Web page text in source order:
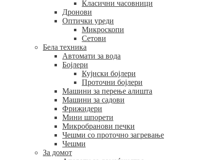
Класични часовници
Дронови
Оптички уреди
Микроскопи
Сетови
Бела техника
Автомати за вода
Бојлери
Кујнски бојлери
Проточни бојлери
Машини за перење алишта
Машини за садови
Фрижидери
Мини шпорети
Микробранови печки
Чешми со проточно загревање
Чешми
За домот